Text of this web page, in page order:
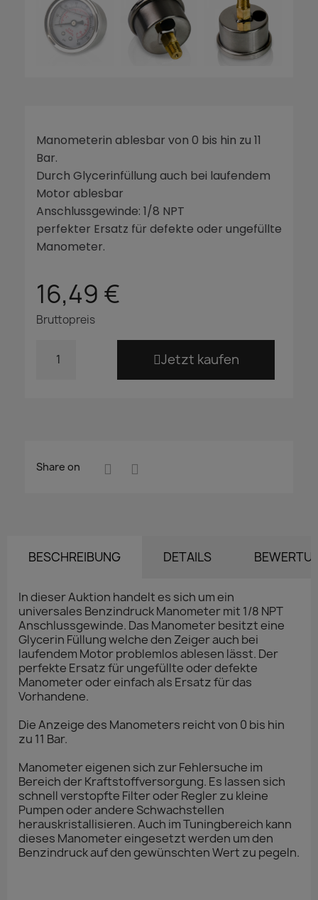
Manometerin ablesbar von 0 bis hin zu 11
Bar.
Durch Glycerinfüllung auch bei laufendem
Motor ablesbar
Anschlussgewinde: 1/8 NPT
perfekter Ersatz für defekte oder ungefüllte
Manometer.
16,49 €
Bruttopreis
Jetzt kaufen
Share on
BESCHREIBUNG DETAILS
In dieser Auktion handelt es sich um ein
universales Benzindruck Manometer mit 1/8 NPT
Anschlussgewinde. Das Manometer besitzt eine
Glycerin Füllung welche den Zeiger auch bei
laufendem Motor problemlos ablesen lässt. Der
perfekte Ersatz für ungefüllte oder defekte
Manometer oder einfach als Ersatz für das
Vorhandene.
Die Anzeige des Manometers reicht von 0 bis hin
zu 11 Bar.
Manometer eigenen sich zur Fehlersuche im
Bereich der Kraftstoffversorgung. Es lassen sich
schnell verstopfte Filter oder Regler zu kleine
Pumpen oder andere Schwachstellen
herauskristallisieren. Auch im Tuningbereich kann
dieses Manometer eingesetzt werden um den
Benzindruck auf den gewünschten Wert zu pegeln.